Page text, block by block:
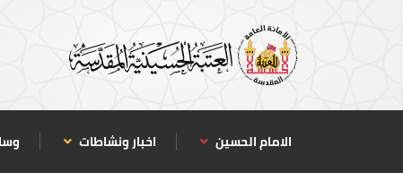
الامام الحسين اخبار ونشاطات